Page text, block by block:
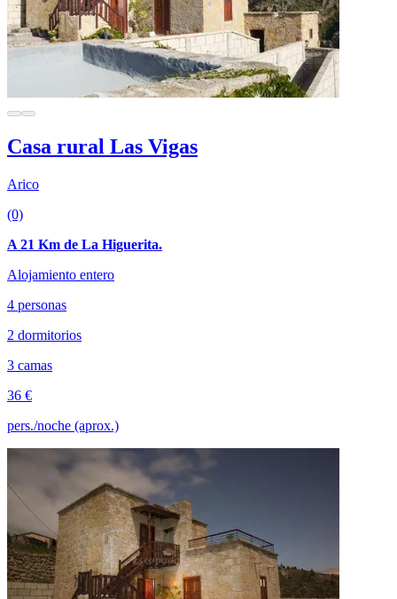
Casa rural Las Vigas
Arico
(0)
A 21 Km de La Higuerita.
Alojamiento entero
4 personas
2 dormitorios
3 camas
36 €
pers./noche (aprox.)